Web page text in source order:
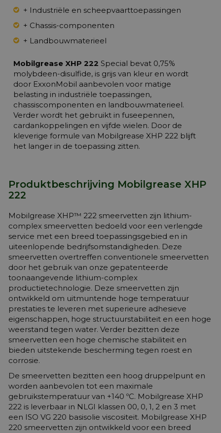
+ Industriële en scheepvaarttoepassingen
+ Chassis-componenten
+ Landbouwmaterieel
Mobilgrease XHP 222 Special bevat 0,75%
molybdeen-disulfide, is grijs van kleur en wordt
door ExxonMobil aanbevolen voor matige
belasting in industriële toepassingen,
chassiscomponenten en landbouwmaterieel.
Verder wordt het gebruikt in fuseepennen,
cardankoppelingen en vijfde wielen. Door de
kleverige formule van Mobilgrease XHP 222 blijft
het langer in de toepassing zitten.
Produktbeschrijving Mobilgrease XHP
222
Mobilgrease XHP™ 222 smeervetten zijn lithium-
complex smeervetten bedoeld voor een verlengde
service met een breed toepassingsgebied en in
uiteenlopende bedrijfsomstandigheden. Deze
smeervetten overtreffen conventionele smeervetten
door het gebruik van onze gepatenteerde
toonaangevende lithium-complex
productietechnologie. Deze smeervetten zijn
ontwikkeld om uitmuntende hoge temperatuur
prestaties te leveren met superieure adhesieve
eigenschappen, hoge structuurstabiliteit en een hoge
weerstand tegen water. Verder bezitten deze
smeervetten een hoge chemische stabiliteit en
bieden uitstekende bescherming tegen roest en
corrosie.
De smeervetten bezitten een hoog druppelpunt en
worden aanbevolen tot een maximale
gebruikstemperatuur van +140 ºC. Mobilgrease XHP
222 is leverbaar in NLGI klassen 00, 0, 1, 2 en 3 met
een ISO VG 220 basisolie viscositeit. Mobilgrease XHP
220 smeervetten zijn ontwikkeld voor een breed